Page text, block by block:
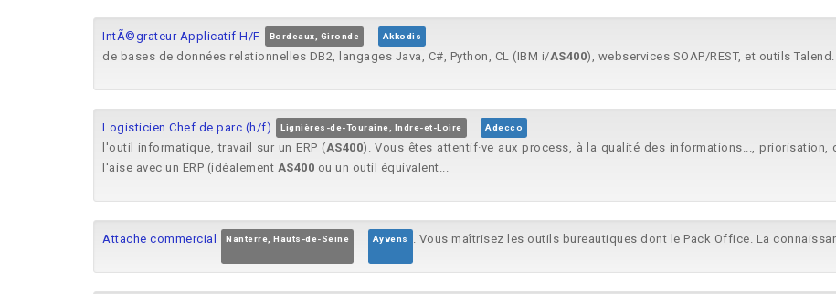
IntÃ©grateur Applicatif H/F Bordeaux, Gironde Akkodis
de bases de données relationnelles DB2, langages Java, C#, Python, CL (IBM i/AS400), webservices SOAP/REST, et outils
Logisticien Chef de parc (h/f) Lignières-de-Touraine, Indre-et-Loire Adecco
l'outil informatique, travail sur un ERP (AS400). Vous êtes attentif·ve aux process, à la qualité des informations...,
l'aise avec un ERP (idéalement AS400 ou un outil équivalent...
Attache commercial Nanterre, Hauts-de-Seine Ayvens . Vous maîtrisez les outils bureautiques dont le Pack Office. La